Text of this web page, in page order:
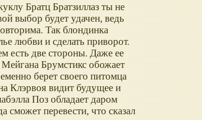
Братц Братзиллаз ты не
выбор будет удачен, ведь
Так блондинка
любви и сделать приворот.
есть две стороны. Даже ее
Брумстикс обожает
берет своего питомца
Клэрвоя видит будущее и
Поз обладает даром
перевести, что сказал